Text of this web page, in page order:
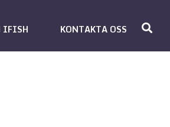
IFISH KONTAKTA OSS